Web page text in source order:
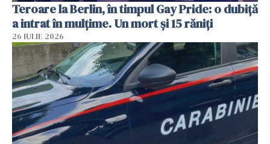
Teroare la Berlin, în timpul Gay Pride: o dubiță
a intrat în mulțime. Un mort și 15 răniți
26 IULIE 2026